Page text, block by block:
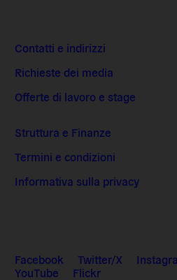
Contatti e indirizzi
Richieste dei media
Offerte di lavoro e stage
Struttura e Finanze
Termini e condizioni
Informativa sulla privacy
Facebook Twitter/X
YouTube
Flickr